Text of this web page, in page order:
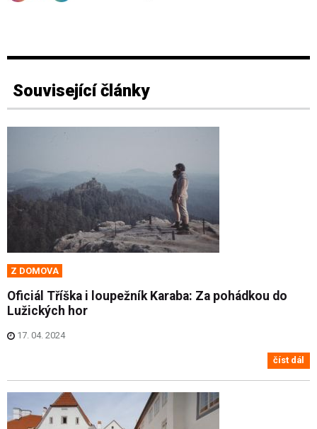
Související články
Z DOMOVA
Oficiál Tříška i loupežník Karaba: Za pohádkou do
Lužických hor
17. 04. 2024
číst dál